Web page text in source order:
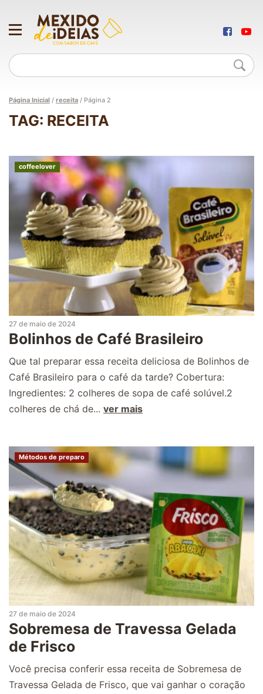
Página Inicial / receita / Página 2
TAG: RECEITA
coffeelover
27 de maio de 2024
Bolinhos de Café Brasileiro
Que tal preparar essa receita deliciosa de Bolinhos de
Café Brasileiro para o café da tarde? Cobertura:
Ingredientes: 2 colheres de sopa de café solúvel.2
colheres de chá de... ver mais
Métodos de preparo
27 de maio de 2024
Sobremesa de Travessa Gelada
de Frisco
Você precisa conferir essa receita de Sobremesa de
Travessa Gelada de Frisco, que vai ganhar o coração